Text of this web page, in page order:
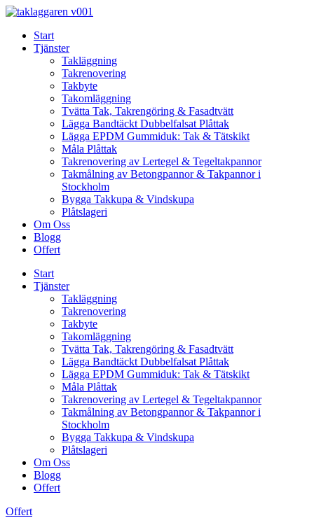
Skip
contentStart
Tjänster
Takläggning
Takrenovering
Takbyte
Takomläggning
Tvätta Tak, Takrengöring & Fasadtvätt
Lägga Bandtäckt Dubbelfalsat Plåttak
Lägga EPDM Gummiduk: Tak & Tätskikt
Måla Plåttak
Takrenovering av Lertegel & Tegeltakpannor
Takmålning av Betongpannor & Takpannor i
Stockholm
Bygga Takkupa & Vindskupa
Plåtslageri
Om Oss
Blogg
Offert
Start
Tjänster
Takläggning
Takrenovering
Takbyte
Takomläggning
Tvätta Tak, Takrengöring & Fasadtvätt
Lägga Bandtäckt Dubbelfalsat Plåttak
Lägga EPDM Gummiduk: Tak & Tätskikt
Måla Plåttak
Takrenovering av Lertegel & Tegeltakpannor
Takmålning av Betongpannor & Takpannor i
Stockholm
Bygga Takkupa & Vindskupa
Plåtslageri
Om Oss
Blogg
Offert
Offert